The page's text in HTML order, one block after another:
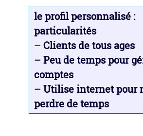
le profil personnalisé :
particularités
– Clients de tous ages
– Peu de temps pour
comptes
– Utilise internet pour
perdre de temps